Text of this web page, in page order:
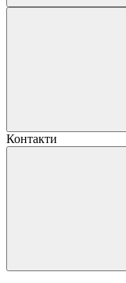
Контакти